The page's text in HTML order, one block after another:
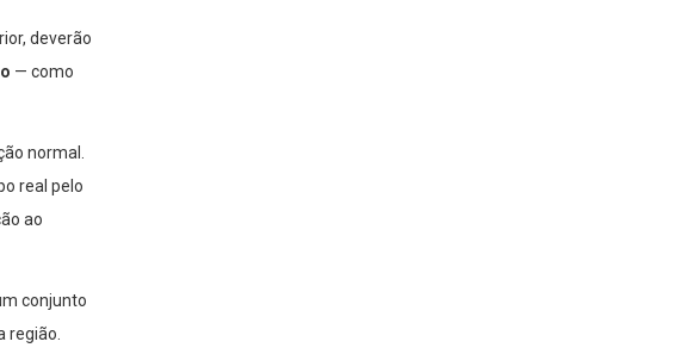
deverão
— como
normal.
real pelo
ao
conjunto
região.